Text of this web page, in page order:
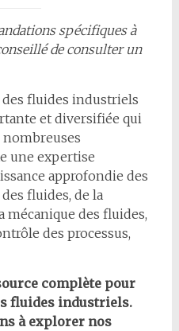
spécifiques à
de consulter un
fluides industriels
et diversifiée qui
nombreuses
une expertise
approfondie des
fluides, de la
mécanique des fluides,
des processus,
complète pour
fluides industriels.
à explorer nos